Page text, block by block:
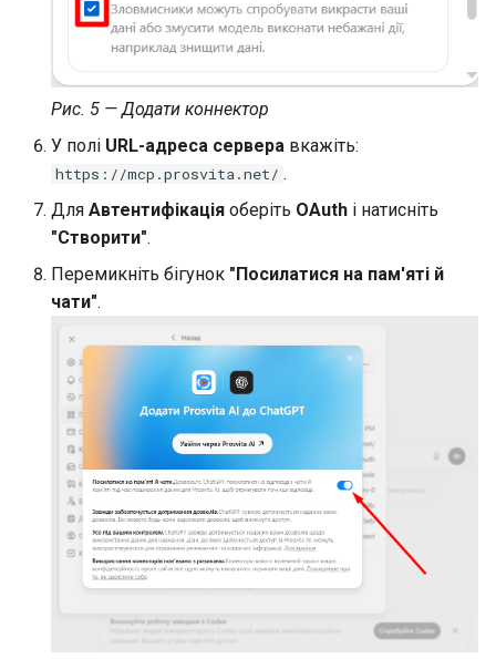
Рис. 5 — Додати коннектор
У полі URL-адреса сервера вкажіть:
https://mcp.prosvita.net/ .
Для Автентифікація оберіть OAuth і натисніть
"Створити".
Перемикніть бігунок "Посилатися на пам'яті й
чати".